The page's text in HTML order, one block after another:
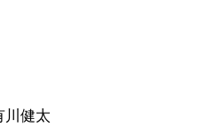
健太